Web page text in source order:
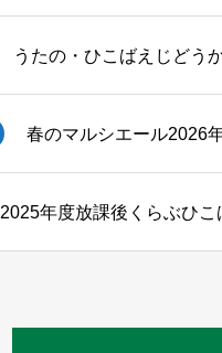
うたの・ひこばえじど
春のマルシエール2026
2025年度放課後くらぶひ